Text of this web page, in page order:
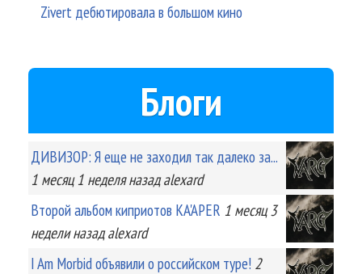
Zivert дебютировала в большом кино
Блоги
ДИВИЗОР: Я еще не заходил так далеко за...
1 месяц 1 неделяназад alexard
Второй альбом киприотов KA'APER 1 месяц 3
неделиназад alexard
I Am Morbid объявили о российском туре! 2